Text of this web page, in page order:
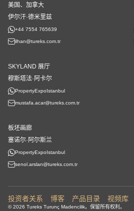
美国、加拿大
伊尔汗·德米里兹
+44 7554 765639
ilhan@tureks.com.tr
SKYLAND 展厅
穆斯塔法·阿卡尔
PropertyExpoIstanbul
mustafa.acar@tureks.com.tr
板坯画廊
塞诺尔·阿尔斯兰
PropertyExpoIstanbul
senol.arslan@tureks.com.tr
投资者关系 博客 产品目录 视频库
© 2026 Tureks Turunç Madencilik。保留所有权利。